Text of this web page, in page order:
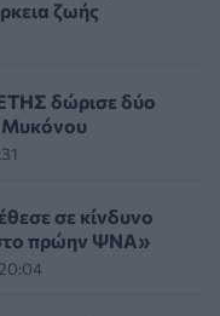
ζώων στα
προπτυχιακού
ζωής
δώρισε δύο
Μυκόνου
σε κίνδυνο
στο πρώην ΨΝΑ»